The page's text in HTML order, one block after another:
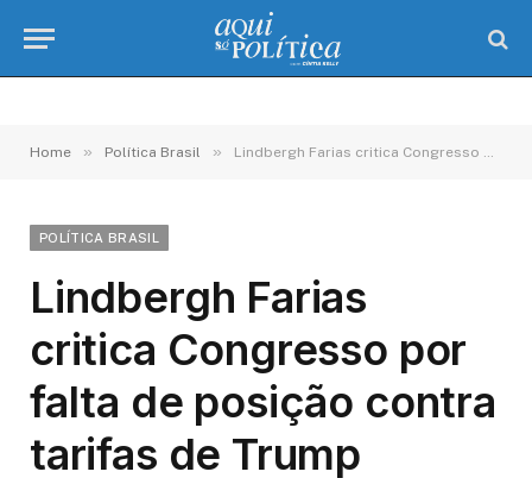
Home » Política Brasil » Lindbergh Farias critica Congresso por falta de posição contra tarifas de Trump
POLÍTICA BRASIL
Lindbergh Farias
critica Congresso por
falta de posição contra
tarifas de Trump